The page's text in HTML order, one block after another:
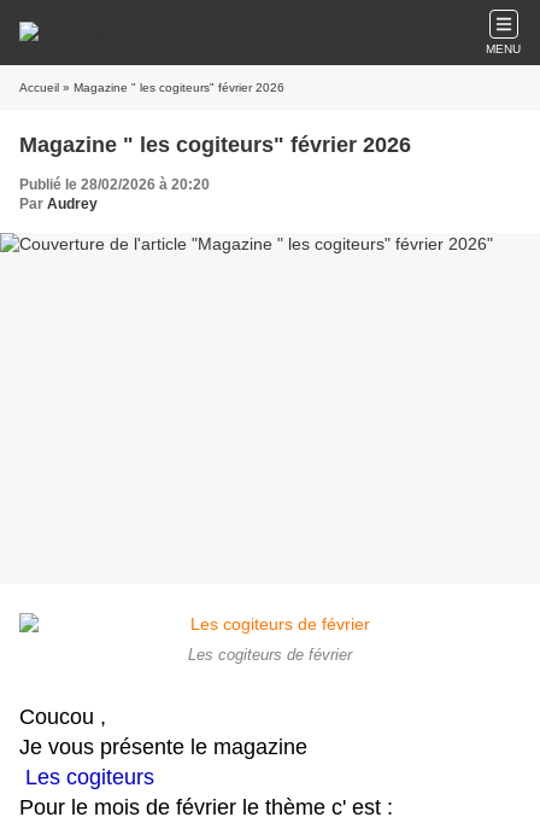
MENU
Accueil » Magazine " les cogiteurs" février 2026
Magazine " les cogiteurs" février 2026
Publié le 28/02/2026 à 20:20
Par Audrey
Les cogiteurs de février
Coucou ,
Je vous présente le magazine
Les cogiteurs
Pour le mois de février le thème c' est :